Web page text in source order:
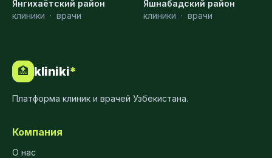
Янгихаётский район
клиники · врачи
Яшнабадский район
клиники · врачи
🏥 kliniki*
Платформа клиник и врачей Узбекистана.
Компания
О нас